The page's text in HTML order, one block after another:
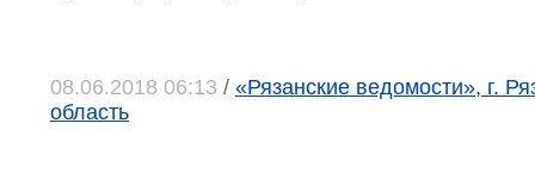
08.06.2018 06:13 / «Рязанские ведомости», г.
область